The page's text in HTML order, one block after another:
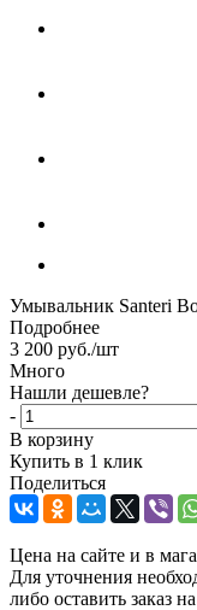
Умывальник Santeri
Подробнее
3 200 руб./шт
Много
Нашли дешевле?
-
В корзину
Купить в 1 клик
Поделиться
Цена на сайте и в
Для уточнения
либо оставить заказ